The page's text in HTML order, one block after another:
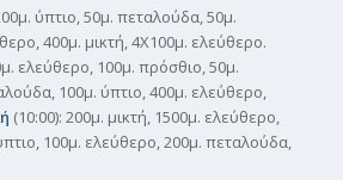
ύπτιο, 50μ. πεταλούδα, 50μ.
400μ. μικτή, 4Χ100μ. ελεύθερο.
ελεύθερο, 100μ. πρόσθιο, 50μ.
100μ. ύπτιο, 400μ. ελεύθερο,
(10:00): 200μ. μικτή, 1500μ. ελεύθερο,
100μ. ελεύθερο, 200μ. πεταλούδα,